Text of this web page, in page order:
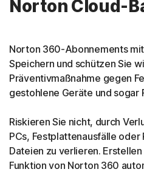
Norton Cloud-
Norton 360-Abonnements
Speichern und schützen Sie
Präventivmaßnahme gegen
gestohlene Geräte und sogar
Riskieren Sie nicht, durch
PCs, Festplattenausfälle
Dateien zu verlieren.
Funktion von Norton 360